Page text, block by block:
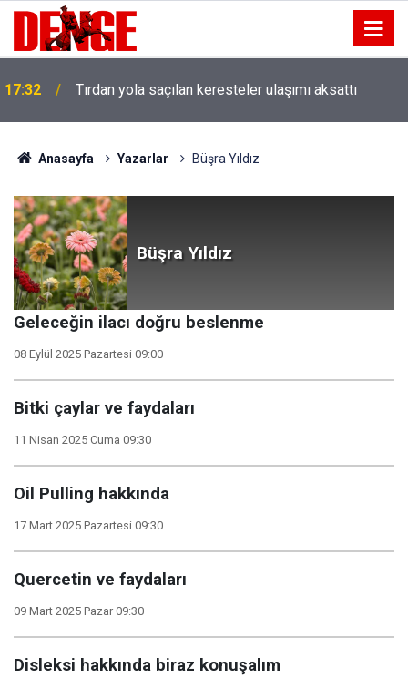
17:32 Tırdan yola saçılan keresteler ulaşımı aksattı
Anasayfa Yazarlar Büşra Yıldız
Büşra Yıldız
Geleceğin ilacı doğru beslenme
08 Eylül 2025 Pazartesi 09:00
Bitki çaylar ve faydaları
11 Nisan 2025 Cuma 09:30
Oil Pulling hakkında
17 Mart 2025 Pazartesi 09:30
Quercetin ve faydaları
09 Mart 2025 Pazar 09:30
Disleksi hakkında biraz konuşalım